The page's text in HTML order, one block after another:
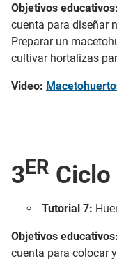
Objetivos educativos:
cuenta para diseñar
Preparar un
cultivar hortalizas
Video:
3ER
Tutorial 7:
Objetivos educativos:
cuenta para colocar